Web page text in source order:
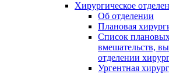
Хирургическое
Об отделении
Плановая
Список
вмешательств,
отделении
Ургентная